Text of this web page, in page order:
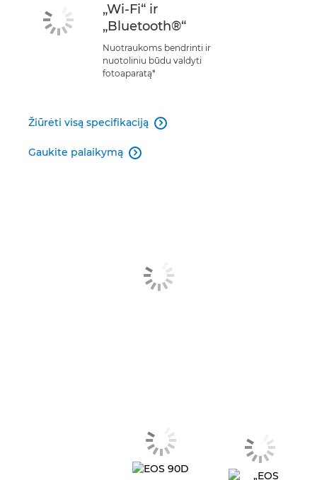
„Wi-Fi“ ir
„Bluetooth®“
Nuotraukoms bendrinti ir
nuotoliniu būdu valdyti
fotoaparatą*
Žiūrėti visą specifikaciją 
Gaukite palaikymą 